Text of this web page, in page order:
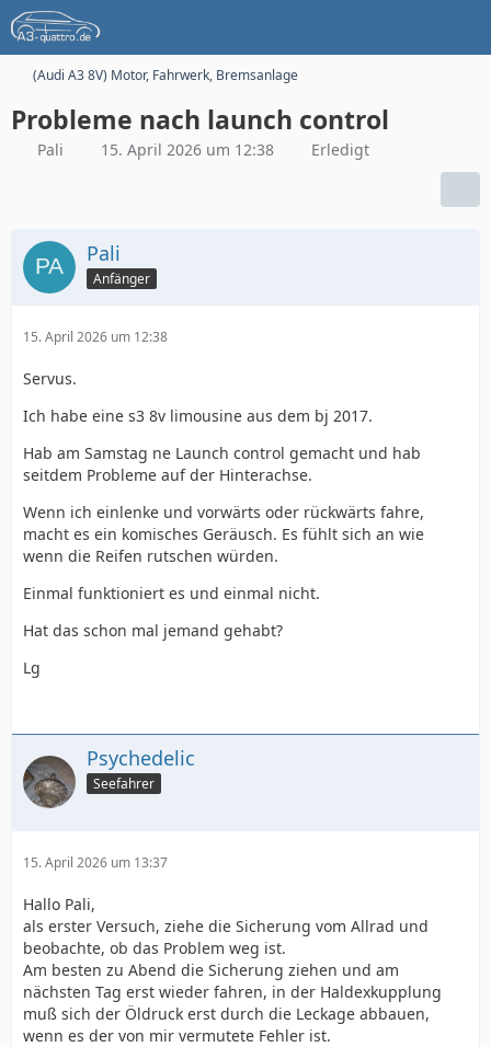
(Audi A3 8V) Motor, Fahrwerk, Bremsanlage
Probleme nach launch control
Pali 15. April 2026 um 12:38 Erledigt
Pali
Anfänger
15. April 2026 um 12:38
Servus.
Ich habe eine s3 8v limousine aus dem bj 2017.
Hab am Samstag ne Launch control gemacht und hab
seitdem Probleme auf der Hinterachse.
Wenn ich einlenke und vorwärts oder rückwärts fahre,
macht es ein komisches Geräusch. Es fühlt sich an wie
wenn die Reifen rutschen würden.
Einmal funktioniert es und einmal nicht.
Hat das schon mal jemand gehabt?
Lg
Psychedelic
Seefahrer
15. April 2026 um 13:37
Hallo Pali,
als erster Versuch, ziehe die Sicherung vom Allrad und
beobachte, ob das Problem weg ist.
Am besten zu Abend die Sicherung ziehen und am
nächsten Tag erst wieder fahren, in der Haldexkupplung
muß sich der Öldruck erst durch die Leckage abbauen,
wenn es der von mir vermutete Fehler ist.